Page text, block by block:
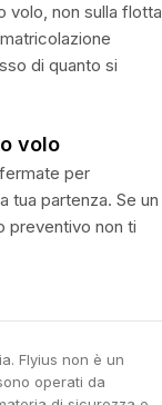
volo, non sulla flotta
di quanto si
volo
per
tua partenza. Se un
preventivo non ti
Flyius non è un
operati da